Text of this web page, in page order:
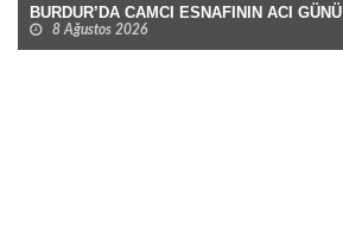
BURDUR’DA CAMCI ESNAFININ ACI GÜNÜ
8 Ağustos 2026